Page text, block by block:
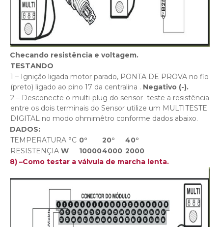
Checando resistência e voltagem.
TESTANDO
1 – Ignição ligada motor parado, PONTA DE PROVA no fio
(preto) ligado ao pino 17 da centralina . Negativo (-).
2 – Desconecte o multi-plug do sensor teste a resistência
entre os dois terminais do Sensor utilize um MULTITESTE
DIGITAL no modo ohmimêtro conforme dados abaixo.
DADOS:
TEMPERATURA °C 0° 20°
40°
RESISTENÇIA W 100004000 2000
8) –Como testar a válvula de marcha lenta.